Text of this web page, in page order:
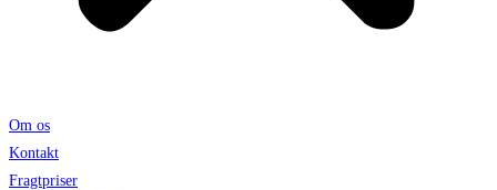
Om os
Kontakt
Fragtpriser